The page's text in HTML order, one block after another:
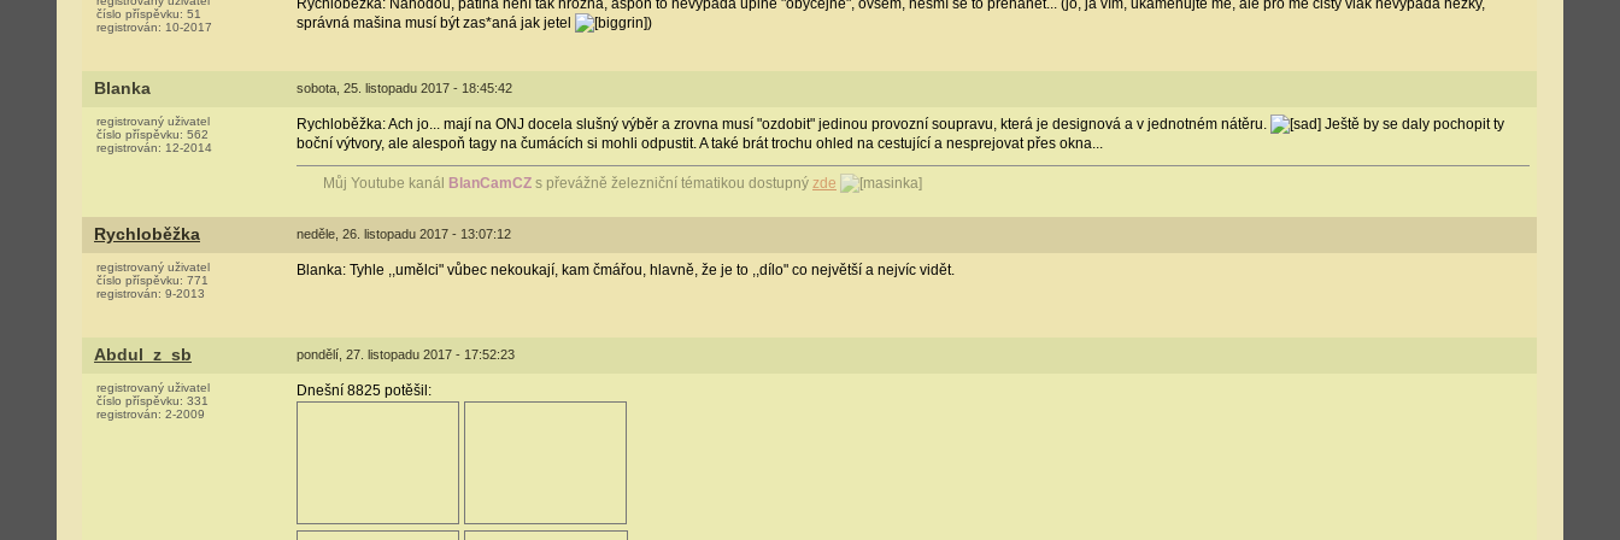
číslo příspěvku: 51
registrován: 10-2017
Rychloběžka: Náhodou, patina není tak hrozná, aspoň to nevypadá úplně "obyčejně", ovšem, nesmí se to přehánět... (jo, já vím, ukamenujte mě, ale pro mě čistý vlak nevypadá hezky,
správná mašina musí být zas*aná jak jetel
)
Blanka sobota, 25. listopadu 2017 - 18:45:42
registrovaný uživatel
číslo příspěvku: 562
registrován: 12-2014
Rychloběžka: Ach jo... mají na ONJ docela slušný výběr a zrovna musí "ozdobit" jedinou provozní soupravu, která je designová a v jednotném nátěru.
Ještě by se daly pochopit ty
boční výtvory, ale alespoň tagy na čumácích si mohli odpustit. A také brát trochu ohled na cestující a nesprejovat přes okna...
Můj Youtube kanál BlanCamCZ s převážně železniční tématikou dostupný zde
Rychloběžka neděle, 26. listopadu 2017 - 13:07:12
registrovaný uživatel
číslo příspěvku: 771
registrován: 9-2013
Blanka: Tyhle ,,umělci" vůbec nekoukají, kam čmářou, hlavně, že je to ,,dílo" co největší a nejvíc vidět.
Abdul_z_sb pondělí, 27. listopadu 2017 - 17:52:23
registrovaný uživatel
číslo příspěvku: 331
registrován: 2-2009
Dnešní 8825 potěšil: